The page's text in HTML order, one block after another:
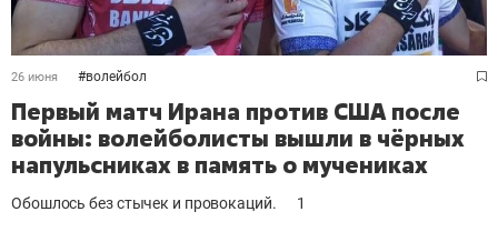
26 июня #волейбол
Первый матч Ирана против США после
войны: волейболисты вышли в чёрных
напульсниках в память о мучениках
Обошлось без стычек и провокаций. 1